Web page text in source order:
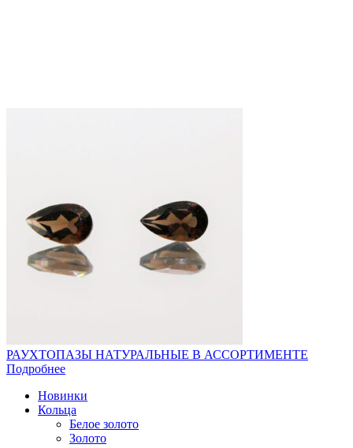
РАУХТОПАЗЫ НАТУРАЛЬНЫЕ В АССОРТИМЕНТЕ
Подробнее
Новинки
Кольца
Белое золото
Золото